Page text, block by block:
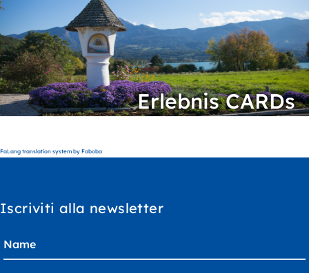
Erlebnis CARDs
FaLang translation system by Faboba
Iscriviti alla newsletter